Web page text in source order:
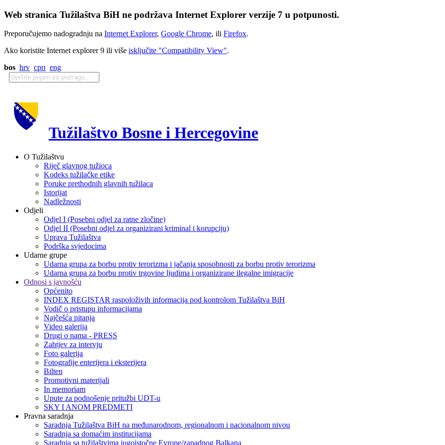
Web stranica Tužilaštva BiH ne podržava Internet Explorer verzije 7 u potpunosti.
Preporučujemo nadogradnju na Internet Explorer, Google Chrome, ili Firefox.
Ako koristite Internet explorer 9 ili više isključite "Compatibility View".
bos hrv срп eng
Tužilaštvo Bosne i Hercegovine
O Tužilaštvu
Riječ glavnog tužioca
Kodeks tužilačke etike
Poruke prethodnih glavnih tužilaca
Istorijat
Nadležnosti
Odjeli
Odjel I (Posebni odjel za ratne zločine)
Odjel II (Posebni odjel za organizirani kriminal i korupciju)
Uprava Tužilaštva
Podrška svjedocima
Udarne grupe
Udarna grupa za borbu protiv terorizma i jačanja sposobnosti za borbu protiv terorizma
Udarna grupa za borbu protiv trgovine ljudima i organizirane ilegalne imigracije
Odnosi s javnošću
Općenito
INDEX REGISTAR raspoloživih informacija pod kontrolom Tužilaštva BiH
Vodič o pristupu informacijama
Najčešća pitanja
Video galerija
Drugi o nama - PRESS
Zahtjev za intervju
Foto galerija
Fotografije enterijera i eksterijera
Bilten
Promotivni materijali
In memoriam
Upute za podnošenje pritužbi UDT-u
SKY I ANOM PREDMETI
Pravna saradnja
Saradnja Tužilaštva BiH na međunarodnom, regionalnom i nacionalnom nivou
Saradnja sa domaćim institucijama
Saradnja sa tužilaštvima jugoistočne Evrope/zapadnog Balkana